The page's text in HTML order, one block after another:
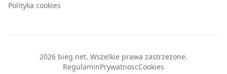
Polityka cookies
2026 bieg.net. Wszelkie prawa zastrzezone.
RegulaminPrywatnoscCookies